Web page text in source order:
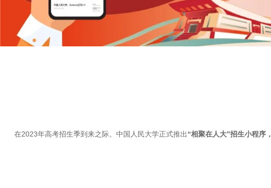
在2023年高考招生季到来之际。中国人民大学正式推出“相聚在人大”招生小程序，